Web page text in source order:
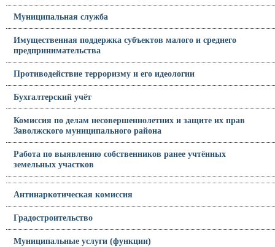
Муниципальная служба
Имущественная поддержка субъектов малого и среднего
предпринимательства
Противодействие терроризму и его идеологии
Бухгалтерский учёт
Комиссия по делам несовершеннолетних и защите их прав
Заволжского муниципального района
Работа по выявлению собственников ранее учтённых
земельных участков
Антинаркотическая комиссия
Градостроительство
Муниципальные услуги (функции)